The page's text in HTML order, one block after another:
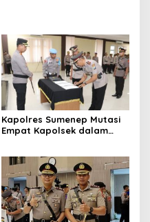
Kapolres Sumenep Mutasi
Empat Kapolsek dalam